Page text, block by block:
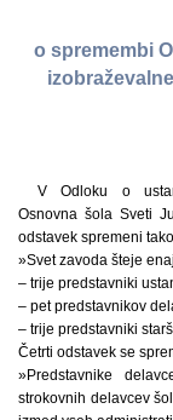
o spremembi
V Odloku o
Osnovna šola Sveti
odstavek spremeni
»Svet zavoda šteje
– trije predstavniki
– pet predstavnikov
– trije predstavniki
Četrti odstavek se
»Predstavnike
strokovnih delavcev